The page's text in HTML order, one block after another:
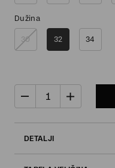
Dužina
30 32 34
DETALJI